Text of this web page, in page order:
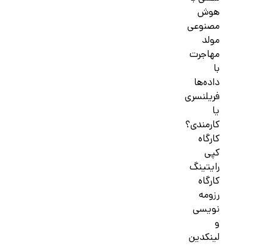
هوش
مصنوعی
مولد
مهاجرت
با
داده‌ها
فریلنسری
یا
کارمندی؟
کارگاه
کپی
رایتینگ
کارگاه
رزومه
نویسی
و
لینکدین